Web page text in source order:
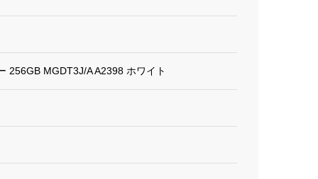
256GB MGDT3J/A A2398 ホワイト